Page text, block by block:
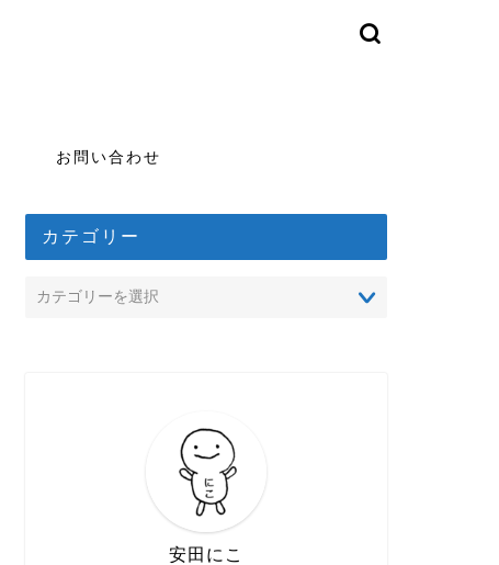
お問い合わせ
カテゴリー
安田にこ